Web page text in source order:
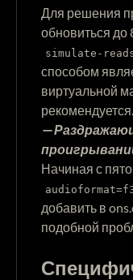
Для решения
обновиться до
simulate-
способом
виртуальной
рекомендуется.
—
Начиная с
добавить в
подобной